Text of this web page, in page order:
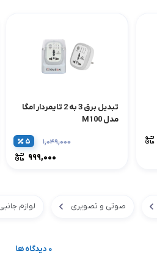
تبدیل برق 3 به 2 تایمردار امگا
مدل M100
۱,۰۴۹,۰۰۰
۹۹۹,۰۰۰
۵
صوتی و تصویری لوازم
0 دیدگاه ها